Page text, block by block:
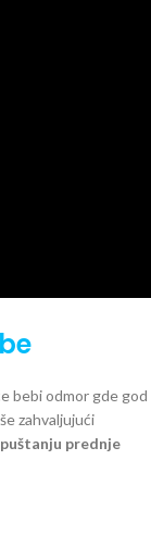
bebi odmor gde god
zahvaljujući
prednje